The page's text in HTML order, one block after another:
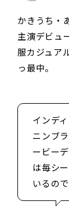
かきうち・
主演デビュ
服カジュア
っ最中。
インデ
ニンブ
ービー
は毎シ
いるの